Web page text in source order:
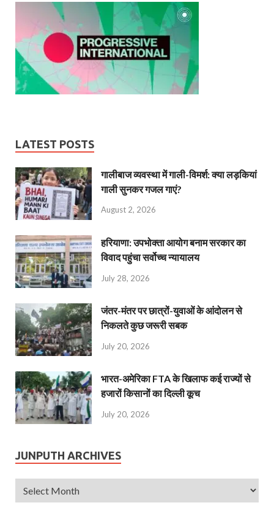
LATEST POSTS
गालीबाज व्‍यवस्‍था में गाली-विमर्श: क्या लड़कियां
गाली सुनकर गजल गाएं?
August 2, 2026
हरियाणा: उपभोक्ता आयोग बनाम सरकार का
विवाद पहुंचा सर्वोच्च न्यायालय
July 28, 2026
जंतर-मंतर पर छात्रों-युवाओं के आंदोलन से
निकलते कुछ जरूरी सबक
July 20, 2026
भारत-अमेरिका FTA के खिलाफ कई राज्यों से
हजारों किसानों का दिल्ली कूच
July 20, 2026
JUNPUTH ARCHIVES